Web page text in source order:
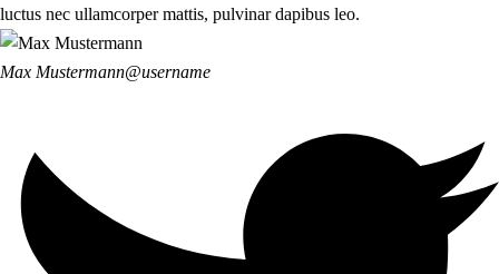
luctus nec ullamcorper mattis, pulvinar dapibus leo.
Max Mustermann@username